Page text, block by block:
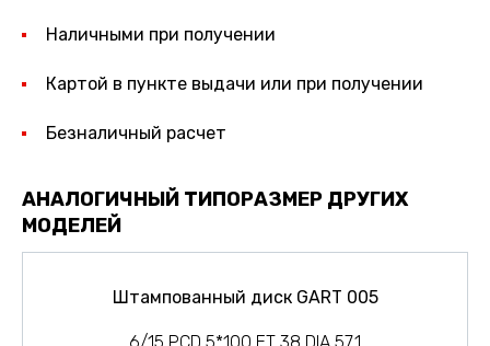
Наличными при получении
Картой в пункте выдачи или при получении
Безналичный расчет
АНАЛОГИЧНЫЙ ТИПОРАЗМЕР ДРУГИХ
МОДЕЛЕЙ
Штампованный диск GART 005
6/15 PCD 5*100 ET 38 DIA 57.1